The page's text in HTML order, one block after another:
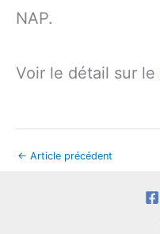
NAP.
Voir le détail sur le
← Article précédent